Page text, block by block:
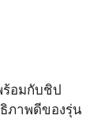
อมกับชิป
ภาพดีของรุ่น